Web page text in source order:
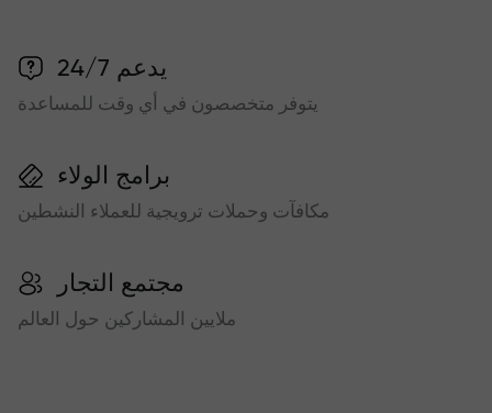
يدعم 24/7
يتوفر متخصصون في أي وقت للمساعدة
برامج الولاء
مكافآت وحملات ترويجية للعملاء النشطين
مجتمع التجار
ملايين المشاركين حول العالم